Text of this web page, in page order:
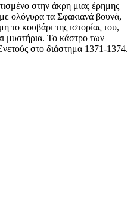
στην άκρη μιας έρημης
ολόγυρα τα Σφακιανά βουνά,
το κουβάρι της ιστορίας του,
μυστήρια. Το κάστρο των
στο διάστημα 1371-1374.